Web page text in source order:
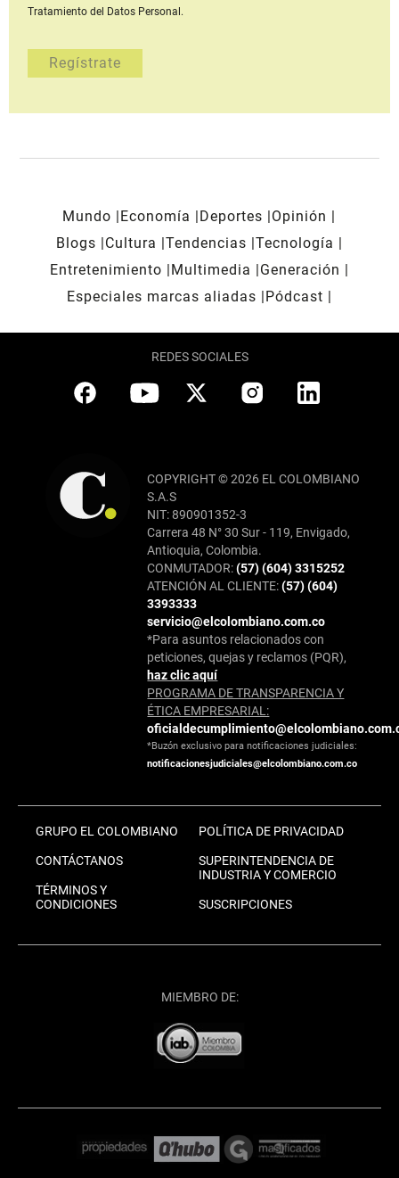
Tratamiento del Datos Personal.
Mundo Economía Deportes
Opinión
Blogs
Cultura Tendencias Tecnología
Entretenimiento
Multimedia
Generación
Especiales marcas aliadas
Pódcast
REDES SOCIALES
COPYRIGHT © 2026 EL COLOMBIANO
S.A.S
NIT: 890901352-3
Carrera 48 N° 30 Sur - 119, Envigado,
Antioquia, Colombia.
CONMUTADOR:(57) (604) 3315252
ATENCIÓN AL CLIENTE:(57) (604)
3393333
servicio@elcolombiano.com.co
*Para asuntos relacionados con
peticiones, quejas y reclamos (PQR),
haz clic aquí
PROGRAMA DE TRANSPARENCIA Y
ÉTICA EMPRESARIAL:
*Buzón exclusivo para notificaciones judiciales:
notificacionesjudiciales@elcolombiano.com.co
GRUPO EL COLOMBIANO
CONTÁCTANOS
TÉRMINOS Y
CONDICIONES
POLÍTICA DE PRIVACIDAD
SUPERINTENDENCIA DE
INDUSTRIA Y COMERCIO
SUSCRIPCIONES
MIEMBRO DE: